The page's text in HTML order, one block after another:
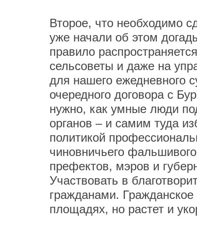
Второе, что необходимо
уже начали об этом
правило
сельсоветы и даже на
для нашего ежедневного
очередного договора с
нужно, как умные люди
органов – и самим туда
политикой
чиновничьего
префектов, мэров и
Участвовать в
гражданами.
площадях, но растет и